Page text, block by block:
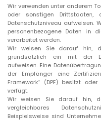
Wir verwenden unter anderem
oder sonstigen
Datenschutzniveau aufweisen.
personenbezogene Daten in
verarbeitet werden.
Wir weisen Sie darauf hin,
grundsätzlich ein mit der
aufweisen. Eine
der Empfänger eine
Framework“ (DPF) besitzt
verfügt.
Wir weisen Sie darauf hin,
vergleichbares
Beispielsweise sind